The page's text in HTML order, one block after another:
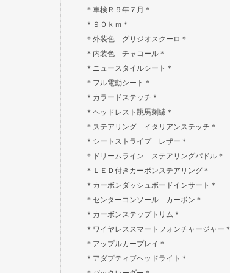
＊車検Ｒ９年７月＊
＊９０ｋｍ＊
＊外装色 グリジオスクーロ＊
＊内装色 チャコール＊
＊ニュースタイルシート＊
＊フル電動シート＊
＊カラードステッチ＊
＊ヘッドレスト跳馬刺繍＊
＊ステアリング イタリアンステッチ＊
＊シートストライプ レザー＊
＊ドリームライン ステアリングパドル＊
＊ＬＥＤ付きカーボンステアリング＊
＊カーボンダッシュボードインサート＊
＊センターコンソール カーボン＊
＊カーボンステップトリム＊
＊ワイヤレススマートフォンチャージャー＊
＊アップルカープレイ＊
＊アダプティブヘッドライト＊